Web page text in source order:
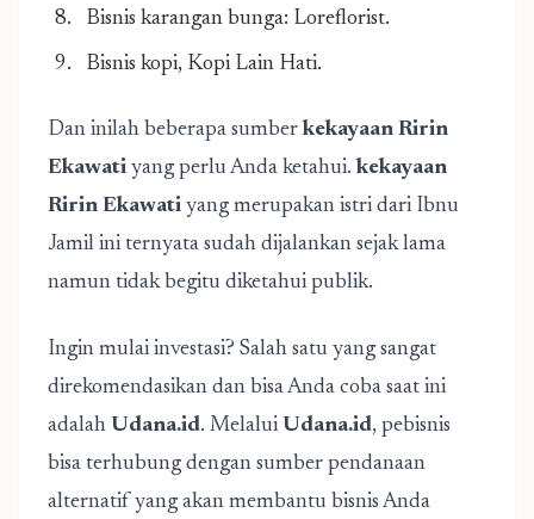
Bisnis karangan bunga: Loreflorist.
Bisnis kopi, Kopi Lain Hati.
Dan inilah beberapa sumber kekayaan Ririn
Ekawati yang perlu Anda ketahui. kekayaan
Ririn Ekawati yang merupakan istri dari Ibnu
Jamil ini ternyata sudah dijalankan sejak lama
namun tidak begitu diketahui publik.
Ingin mulai investasi? Salah satu yang sangat
direkomendasikan dan bisa Anda coba saat ini
adalah Udana.id. Melalui Udana.id, pebisnis
bisa terhubung dengan sumber pendanaan
alternatif yang akan membantu bisnis Anda